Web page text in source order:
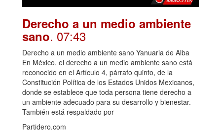
Derecho a un medio ambiente
sano. 07:43
Derecho a un medio ambiente sano Yanuaria de Alba
En México, el derecho a un medio ambiente sano está
reconocido en el Artículo 4, párrafo quinto, de la
Constitución Política de los Estados Unidos Mexicanos,
donde se establece que toda persona tiene derecho a
un ambiente adecuado para su desarrollo y bienestar.
También está respaldado por
Partidero.com